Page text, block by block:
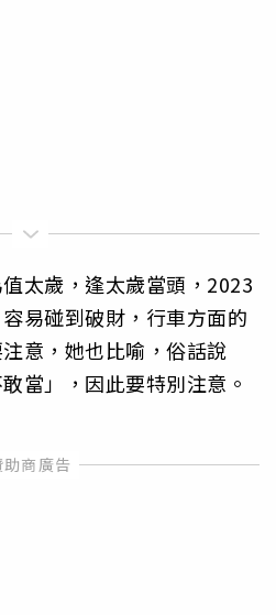
太歲，逢太歲當頭，2023
易碰到破財，行車方面的
意，她也比喻，俗話說
當」，因此要特別注意。